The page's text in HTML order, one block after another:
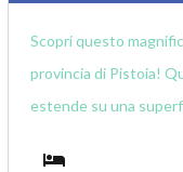
Scopri questo
provincia di Pistoia!
estende su una